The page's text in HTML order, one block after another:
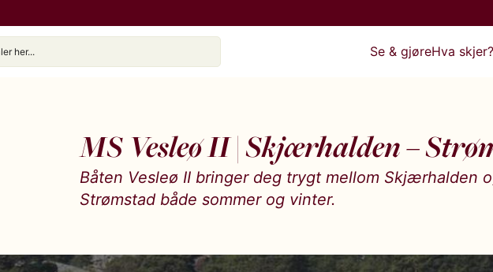
Se & gjøreHva
MS Vesleø II | Skjærhalden –
Båten Vesleø II bringer deg trygt mellom Skjærhalden
Strømstad både sommer og vinter.